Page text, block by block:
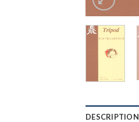
DESCRIPTION